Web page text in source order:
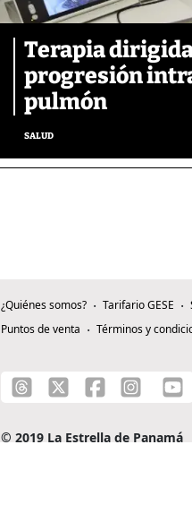
Terapia
progresión
pulmón
SALUD
¿Quiénes somos? Tarifario GESE
Puntos de venta
Términos y
© 2019 La Estrella de Panamá